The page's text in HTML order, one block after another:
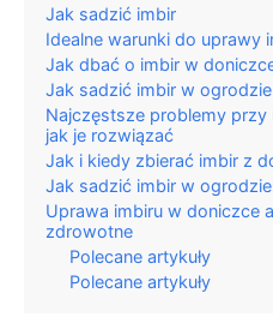
Jak sadzić imbir
Idealne warunki do uprawy
Jak dbać o imbir w
Jak sadzić imbir w ogrodzie
Najczęstsze problemy
jak je rozwiązać
Jak i kiedy zbierać imbir z
Jak sadzić imbir w
Uprawa imbiru w doniczce
zdrowotne
Polecane artykuły
Polecane artykuły